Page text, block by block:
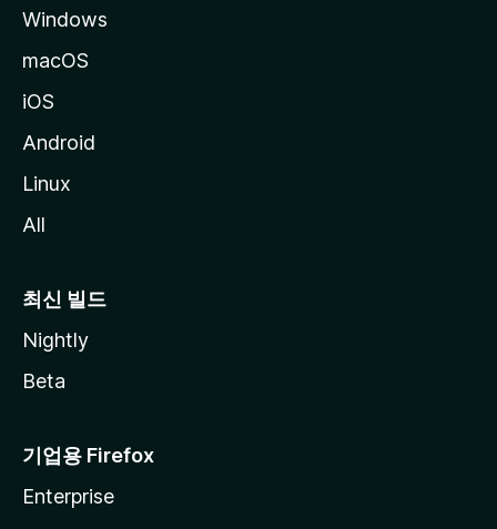
Windows
macOS
iOS
Android
Linux
All
최신 빌드
Nightly
Beta
기업용 Firefox
Enterprise